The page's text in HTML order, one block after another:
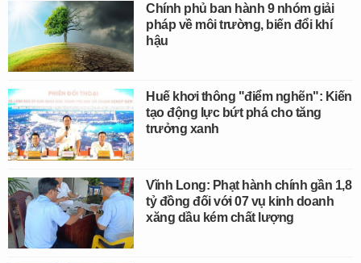
Chính phủ ban hành 9 nhóm giải
pháp về môi trường, biến đổi khí
hậu
Huế khơi thông "điểm nghẽn": Kiến
tạo động lực bứt phá cho tăng
trưởng xanh
Vĩnh Long: Phạt hành chính gần 1,8
tỷ đồng đối với 07 vụ kinh doanh
xăng dầu kém chất lượng